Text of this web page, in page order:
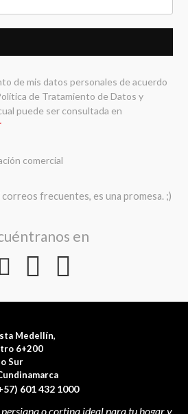
de mis datos personales de acuerdo
de Tratamiento de Datos y
puede ser consultada en
comercial
correos frecuentes, es una promesa. ;)
en
Medellín,
6+200
Sur
601 432 1000